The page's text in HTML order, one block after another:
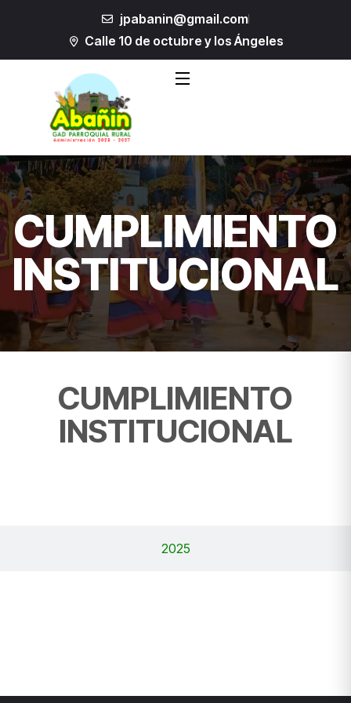
jpabanin@gmail.com
Calle 10 de octubre y los Ángeles
CUMPLIMIENTO
INSTITUCIONAL
CUMPLIMIENTO
INSTITUCIONAL
2025